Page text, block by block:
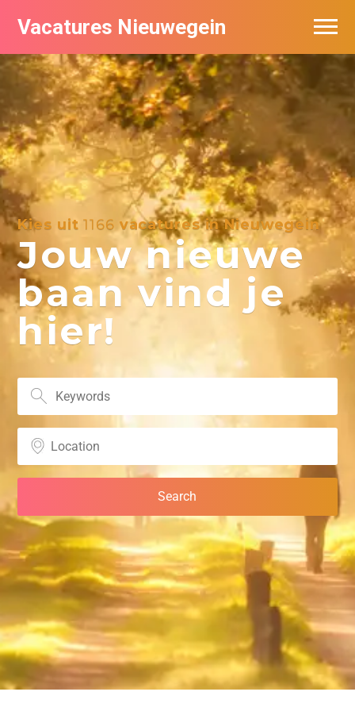
Vacatures Nieuwegein
Kies uit1166 vacatures in Nieuwegein
Jouw nieuwe
baan vind je
hier!
Vacatures per bedrijf in Nieuwegein